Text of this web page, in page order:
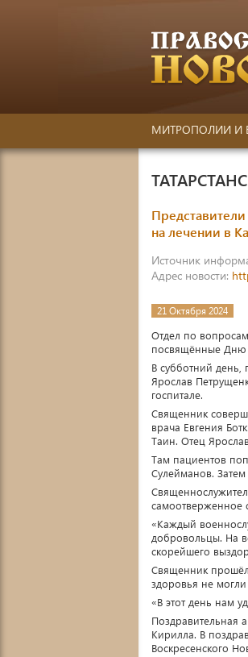
МИТРОПОЛИИ И
на лечении в
Источник
Адрес новости:
21 Октября 2024
Отдел по
посвящённые Дню
В субботний день,
Ярослав
госпитале.
Священник
врача Евгения
Таин. Отец
Там пациентов
Сулейманов.
самоотверженное
«Каждый
добровольцы. На
скорейшего
Священник
здоровья не
«В этот день нам
Поздравительная
Кирилла. В
Воскресенского